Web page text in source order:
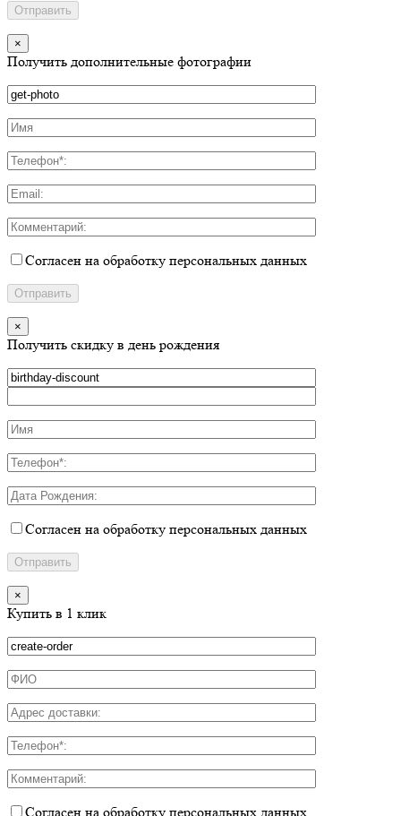
×
Получить дополнительные фотографии
Согласен на обработку персональных данных
×
Получить скидку в день рождения
Согласен на обработку персональных данных
×
Купить в 1 клик
Согласен на обработку персональных данных